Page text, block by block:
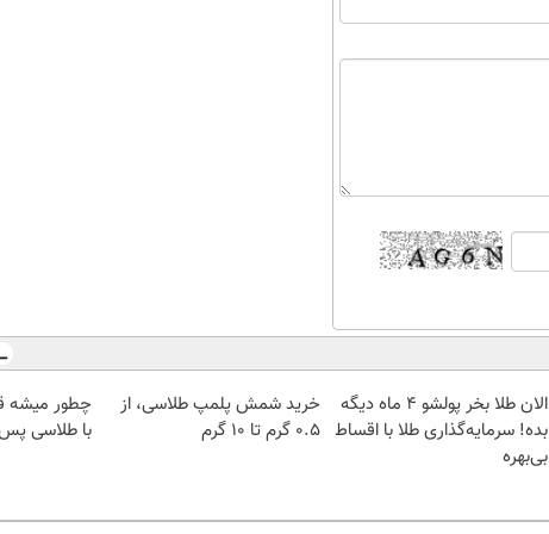
الان طلا بخر پولشو 4 ماه دیگه
بده! سرمایه‌گذاری طلا با اقساط
بی‌بهره
خرید شمش پلمپ طلاسی، از
۰.۵ گرم تا ۱۰ گرم
چطور میشه
با طلاسی پس